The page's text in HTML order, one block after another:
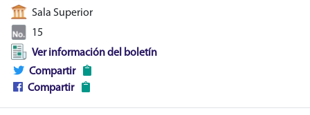
Sala Superior
15
Ver información del boletín
Compartir
Compartir